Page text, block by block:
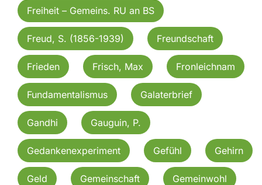
Freiheit – Gemeins. RU an BS
Freud, S. (1856-1939) Freundschaft
Frieden Frisch, Max Fronleichnam
Fundamentalismus Galaterbrief
Gandhi Gauguin, P.
Gedankenexperiment Gefühl Gehirn
Geld Gemeinschaft Gemeinwohl